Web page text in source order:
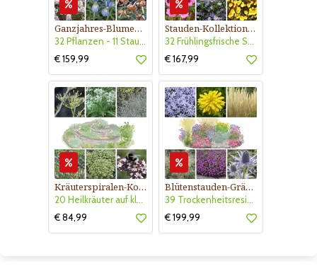
Ganzjahres-Blumenbeet Kollektion Nr. 520
32 Pflanzen - 11 Staudensorten für Beet an sonnige Plätzen
€ 159,99
Stauden-Kollektion Nr. 530
32 Frühlingsfrische Stauden für 5 m² Sonnenbeet oder 10 lfm Vorpflanzung
€ 167,99
Kräuterspiralen-Kollektion Nr. 540
20 Heilkräuter auf kleinsten Raum für 2-3 m Durchmesser
€ 84,99
Blütenstauden-Gräser-Kollektion Nr. 550
39 Trockenheitsresistente Pflanzen für 4,5 m² sonniges Blumenbeet
€ 199,99